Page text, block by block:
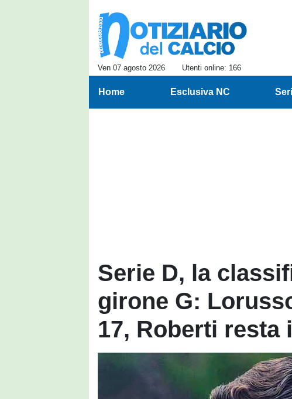
Ven 07 agosto 2026 Utenti online: 166
Home Esclusiva NC
Serie D, la
girone G:
17, Roberti resta